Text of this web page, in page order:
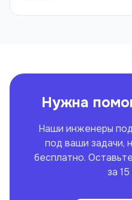
Нужна
Наши инженеры
под ваши задачи,
бесплатно.
за